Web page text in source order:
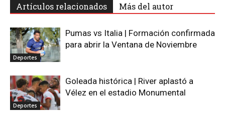
Artículos relacionados Más del autor
Deportes
Pumas vs Italia | Formación confirmada
para abrir la Ventana de Noviembre
Deportes
Goleada histórica | River aplastó a
Vélez en el estadio Monumental